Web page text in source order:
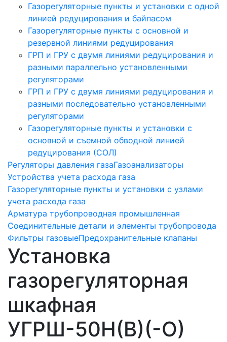
Газорегуляторные пункты и установки с одной
линией редуцирования и байпасом
Газорегуляторные пункты с основной и
резервной линиями редуцирования
ГРП и ГРУ с двумя линиями редуцирования и
разными параллельно установленными
регуляторами
ГРП и ГРУ с двумя линиями редуцирования и
разными последовательно установленными
регуляторами
Газорегуляторные пункты и установки с
основной и съемной обводной линией
редуцирования (СОЛ)
Регуляторы давления газаГазоанализаторы
Устройства учета расхода газа
Газорегуляторные пункты и установки с узлами
учета расхода газа
Арматура трубопроводная промышленная
Соединительные детали и элементы трубопровода
Фильтры газовыеПредохранительные клапаны
Установка
газорегуляторная
шкафная
УГРШ-50Н(В)(-О)